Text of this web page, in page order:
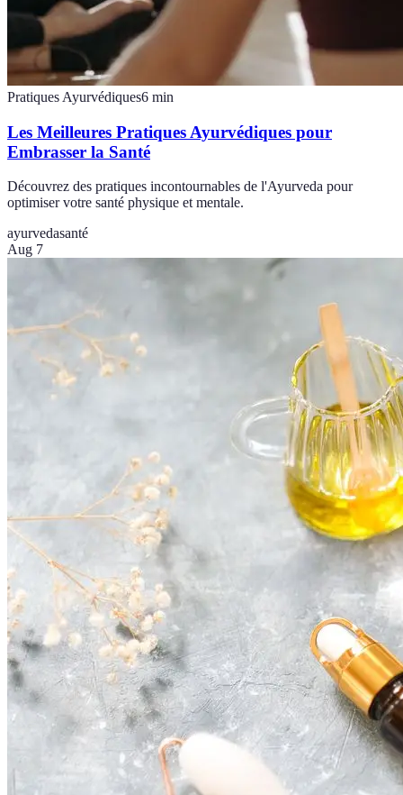
Pratiques Ayurvédiques6 min
Les Meilleures Pratiques Ayurvédiques pour
Embrasser la Santé
Découvrez des pratiques incontournables de l'Ayurveda pour
optimiser votre santé physique et mentale.
ayurvedasanté
Aug 7